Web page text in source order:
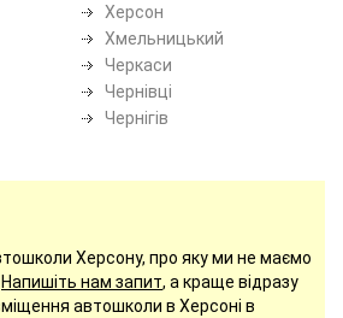
Херсон
Хмельницький
Черкаси
Чернівці
Чернігів
Херсону, про яку ми не маємо
Напишіть нам запит, а краще відразу
автошколи в Херсоні в